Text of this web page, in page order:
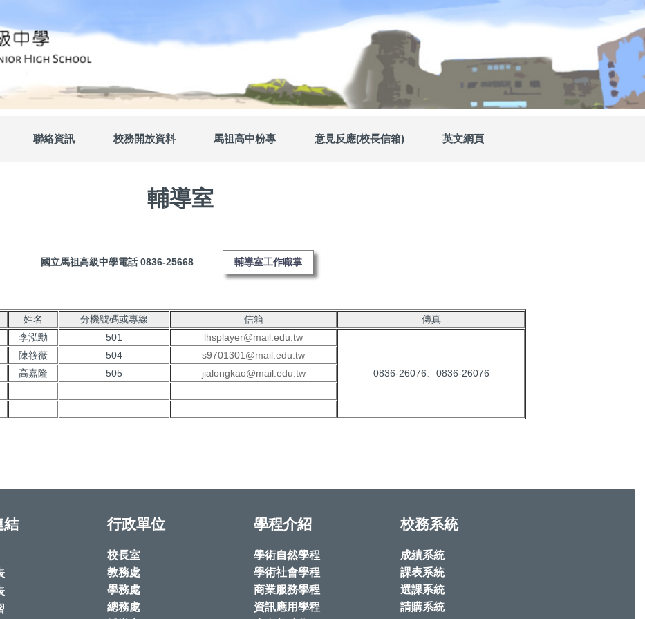
聯絡資訊 校務開放資料 馬祖高中粉專 意見反應(校長信箱) 英文網頁
輔導室
國立馬祖高級中學電話 0836-25668
姓名 分機號碼或專線 信箱
傳真
李泓勳 501 lhsplayer@mail.edu.tw
0836-26076、0836-26076
陳筱薇 504
s9701301@mail.edu.tw
高嘉隆 505 jialongkao@mail.edu.tw
結 行政單位
校長室
教務處
學務處
總務處
學程介紹
學術自然學程
學術社會學程
商業服務學程
資訊應用學程
校務系統
成績系統
課表系統
選課系統
請購系統